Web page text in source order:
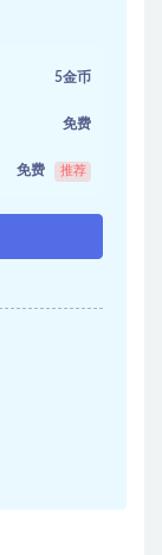
5金币
免费
免费 推荐